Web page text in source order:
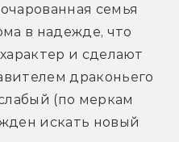
семья
в надежде, что
и сделают
драконьего
(по меркам
искать новый